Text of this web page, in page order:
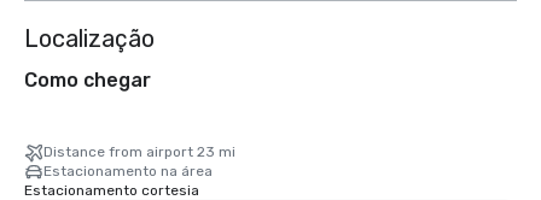
Localização
Como chegar
Distance from airport 23 mi
Estacionamento na área
Estacionamento cortesia